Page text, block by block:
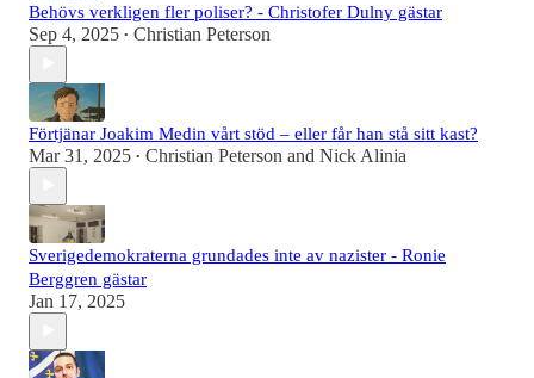
Behövs verkligen fler poliser? - Christofer Dulny gästar
Sep 4, 2025 • Christian Peterson
Förtjänar Joakim Medin vårt stöd – eller får han stå sitt kast?
Mar 31, 2025 • Christian Peterson and Nick Alinia
Sverigedemokraterna grundades inte av nazister - Ronie
Berggren gästar
Jan 17, 2025